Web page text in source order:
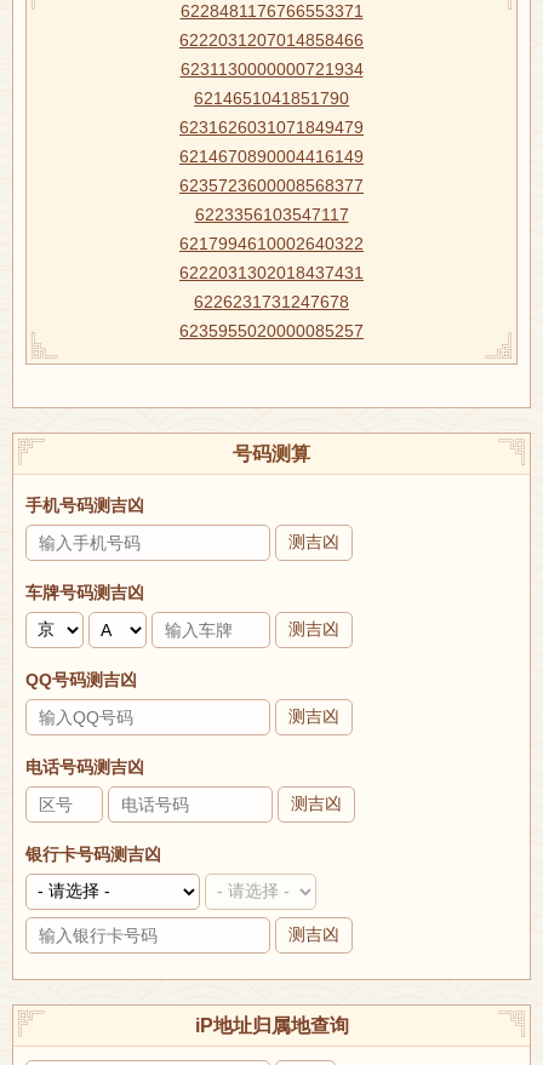
6228481176766553371
6222031207014858466
6231130000000721934
6214651041851790
6231626031071849479
6214670890004416149
6235723600008568377
6223356103547117
6217994610002640322
6222031302018437431
6226231731247678
6235955020000085257
号码测算
手机号码测吉凶
测吉凶
车牌号码测吉凶
测吉凶
QQ号码测吉凶
测吉凶
电话号码测吉凶
测吉凶
银行卡号码测吉凶
测吉凶
iP地址归属地查询